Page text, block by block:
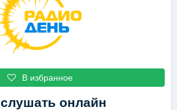
В избранное
слушать онлайн